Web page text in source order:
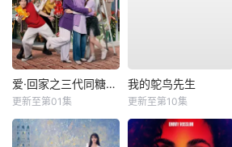
爱·回家之三代同糖粤语
更新至第01集
我的鸵鸟先生
更新至第10集